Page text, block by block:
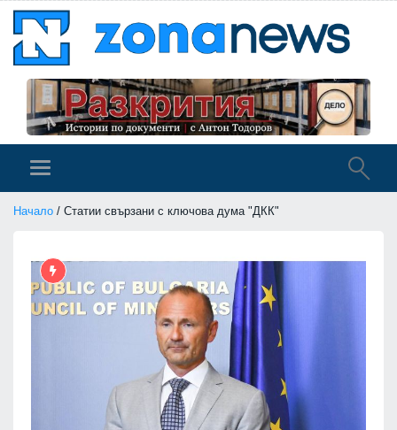
Начало / Статии свързани с ключова дума "ДКК"